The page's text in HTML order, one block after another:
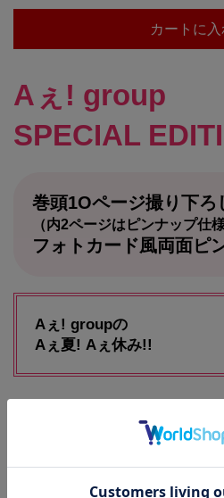
カートに入
Aぇ! group
SPECIAL
巻頭1Oページ撮り下ろ
（内2ページはピンナップ仕様
フォトカード風両面ピ
Aぇ! groupの
Aぇ夏! Aぇ休み!!
※7月号増刊に、ハローキティのリボン